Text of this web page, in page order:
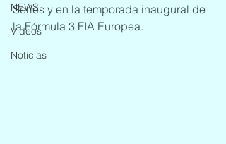
NEWS
Videos
Noticias
Series y en la temporada inaugural de
la Fórmula 3 FIA Europea.